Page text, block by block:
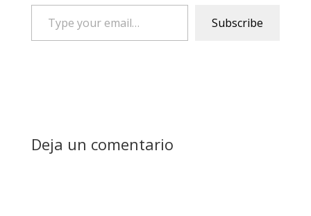
email…
Subscribe
Deja un comentario